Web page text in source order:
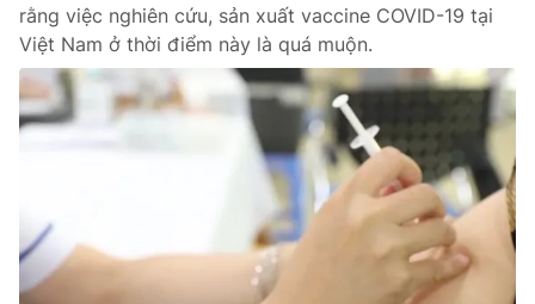
rằng việc nghiên cứu, sản xuất vaccine COVID-19 tại
Việt Nam ở thời điểm này là quá muộn.